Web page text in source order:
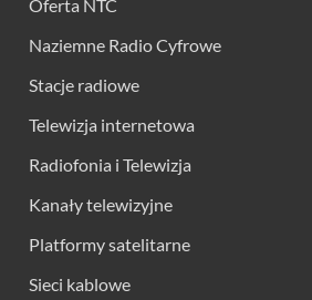
Oferta NTC
Naziemne Radio Cyfrowe
Stacje radiowe
Telewizja internetowa
Radiofonia i Telewizja
Kanały telewizyjne
Platformy satelitarne
Sieci kablowe